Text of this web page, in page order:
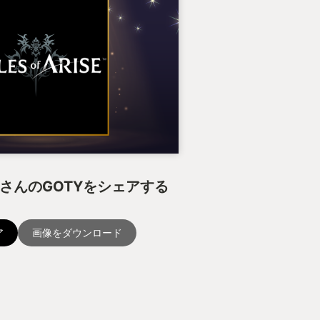
んのGOTYをシェアする
画像をダウンロード